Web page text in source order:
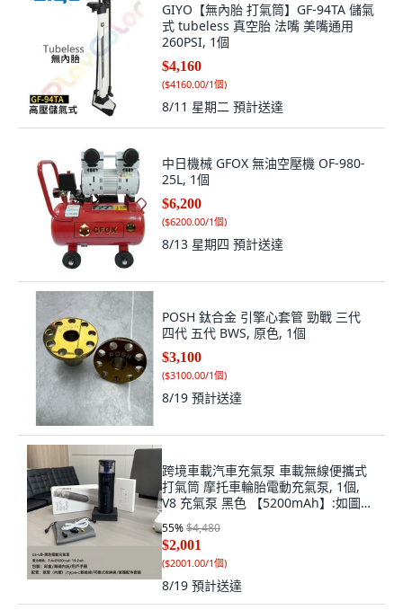
GIYO【無內胎 打氣筒】GF-94TA 儲氣
式 tubeless 真空胎 法嘴 美嘴通用
260PSI, 1個
$4,160
($4160.00/1個)
8/11 星期二 預計送達
中日機械 GFOX 無油空壓機 OF-980-
25L, 1個
$6,200
($6200.00/1個)
8/13 星期四 預計送達
POSH 鈦合金 引擎心套管 勁戰 三代
四代 五代 BWS, 原色, 1個
$3,100
($3100.00/1個)
8/19 預計送達
跨境車載汽車充氣泵 車載無線便攜式
打氣筒 摩托車輪胎電動充氣泵, 1個,
V8 充氣泵 黑色 【5200mAh】:如圖所
55%$4,480
$2,001
($2001.00/1個)
8/19 預計送達